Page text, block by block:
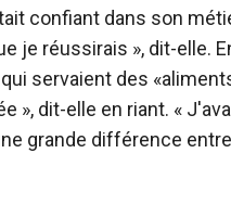
confiant dans son
je réussirais », dit-elle.
servaient des
», dit-elle en riant. «
grande différence